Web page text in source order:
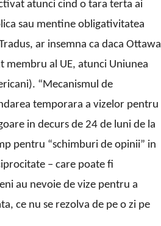
atunci cind o tara terta ai
sau mentine obligativitatea
ar insemna ca daca Ottawa
al UE, atunci Uniunea
“Mecanismul de
temporara a vizelor pentru
in decurs de 24 de luni de la
pentru “schimburi de opinii” in
– care poate fi
au nevoie de vize pentru a
ce nu se rezolva de pe o zi pe